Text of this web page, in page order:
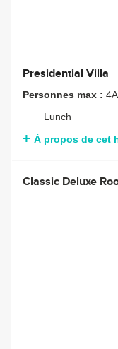
Presidential Villa
Personnes max :
Lunch
À propos de cet
Classic Deluxe